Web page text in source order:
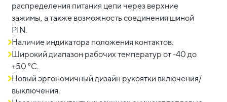
распределения питания цепи через верхние
зажимы, а также возможность соединения шиной
PIN.
Наличие индикатора положения контактов.
Широкий диапазон рабочих температур от -40 до
+50 °С.
Новый эргономичный дизайн рукоятки включения/
выключения.